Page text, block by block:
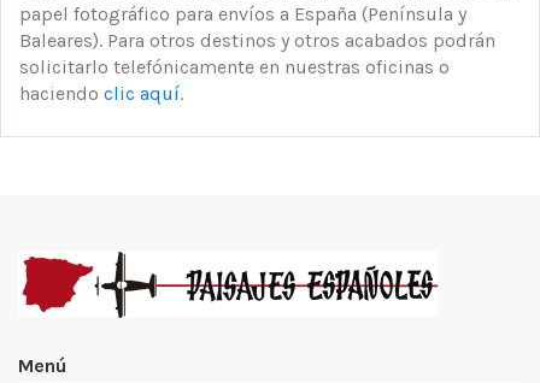
papel fotográfico para envíos a España (Península y
Baleares). Para otros destinos y otros acabados podrán
solicitarlo telefónicamente en nuestras oficinas o
haciendo clic aquí.
Menú